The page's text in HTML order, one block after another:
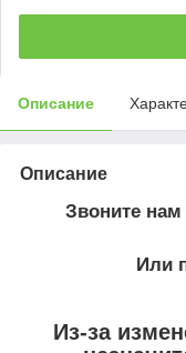
Описание
Описание
Звоните
Или
Из-за